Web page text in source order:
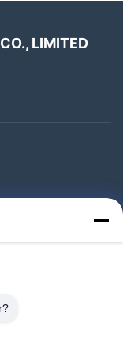
LIMITED